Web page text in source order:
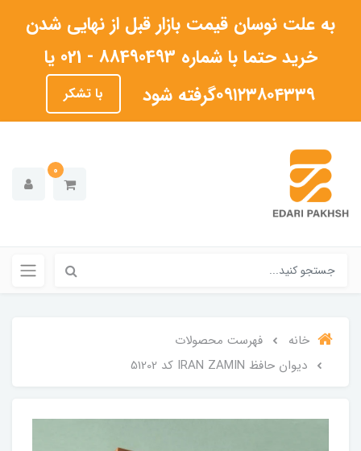
به علت نوسان قیمت بازار قبل از نهایی شدن
خرید حتما با شماره 88490493 - 021 یا
۰۹۱۲۳۸۰۴۳۳۹گرفته شود
با تشکر
0
خانه
فهرست محصولات
دیوان حافظ IRAN ZAMIN کد 51202